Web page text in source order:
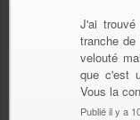
J'ai
tranche de
velouté
que c'est
Vous la
Publié il y a